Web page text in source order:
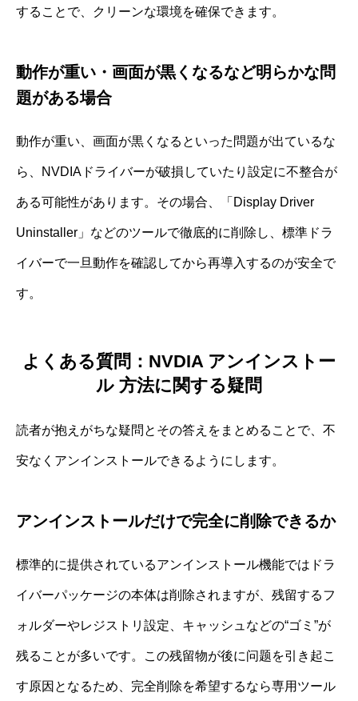
することで、クリーンな環境を確保できます。
動作が重い・画面が黒くなるなど明らかな問
題がある場合
動作が重い、画面が黒くなるといった問題が出ているな
ら、NVDIAドライバーが破損していたり設定に不整合が
ある可能性があります。その場合、「Display Driver
Uninstaller」などのツールで徹底的に削除し、標準ドラ
イバーで一旦動作を確認してから再導入するのが安全で
す。
よくある質問：NVDIA アンインストー
ル 方法に関する疑問
読者が抱えがちな疑問とその答えをまとめることで、不
安なくアンインストールできるようにします。
アンインストールだけで完全に削除できるか
標準的に提供されているアンインストール機能ではドラ
イバーパッケージの本体は削除されますが、残留するフ
ォルダーやレジストリ設定、キャッシュなどの“ゴミ”が
残ることが多いです。この残留物が後に问题を引き起こ
す原因となるため、完全削除を希望するなら専用ツール